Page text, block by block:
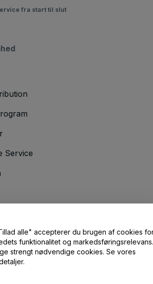
fra start til slut
Service
/ Kontakt os
alle" accepterer du brugen af cookies
funktionalitet og markedsføringsrelevans.
strengt nødvendige cookies. Se vores